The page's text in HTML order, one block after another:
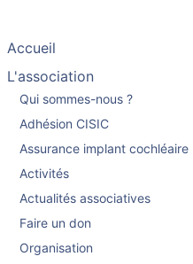
Accueil
L'association
Qui sommes-nous ?
Adhésion CISIC
Assurance implant cochléaire
Activités
Actualités associatives
Faire un don
Organisation